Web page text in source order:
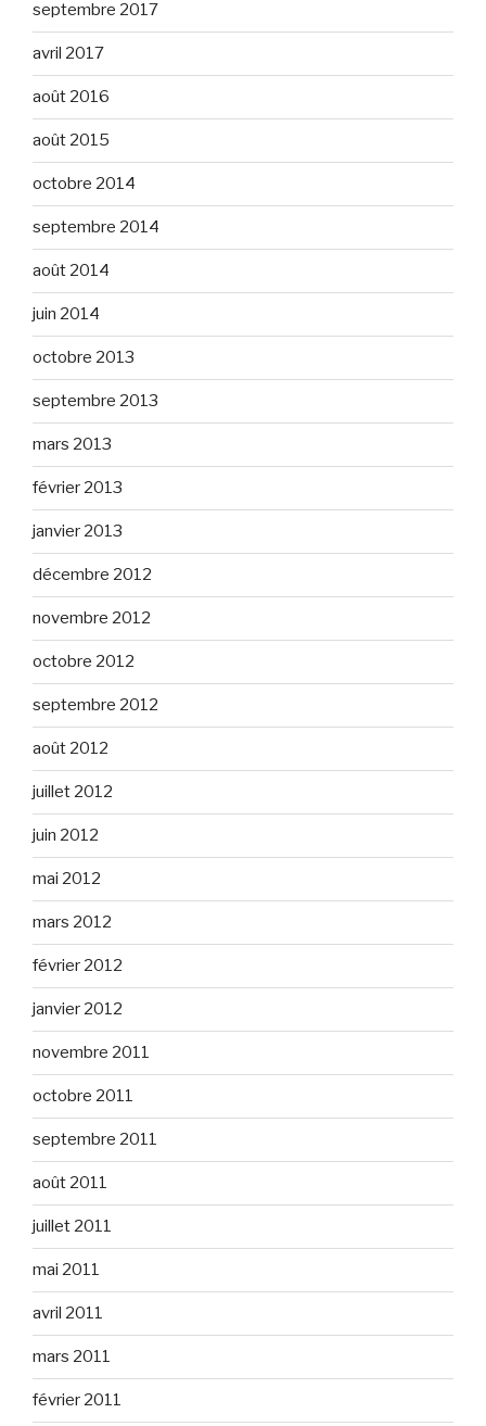
septembre 2017
avril 2017
août 2016
août 2015
octobre 2014
septembre 2014
août 2014
juin 2014
octobre 2013
septembre 2013
mars 2013
février 2013
janvier 2013
décembre 2012
novembre 2012
octobre 2012
septembre 2012
août 2012
juillet 2012
juin 2012
mai 2012
mars 2012
février 2012
janvier 2012
novembre 2011
octobre 2011
septembre 2011
août 2011
juillet 2011
mai 2011
avril 2011
mars 2011
février 2011